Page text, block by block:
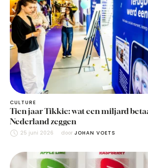
CULTURE
Tien jaar Tikkie: wat een miljard
Nederland zeggen
25 juni 2026 door JOHAN VOETS